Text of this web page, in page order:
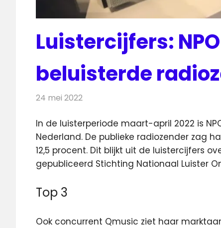
Luistercijfers:
beluisterde
24 mei 2022
In de luisterperiode maart-april 2022 is
Nederland. De publieke radiozender zag
12,5 procent. Dit blijkt uit de luistercijfers
gepubliceerd Stichting Nationaal Luister
Top 3
Ook concurrent Qmusic ziet haar